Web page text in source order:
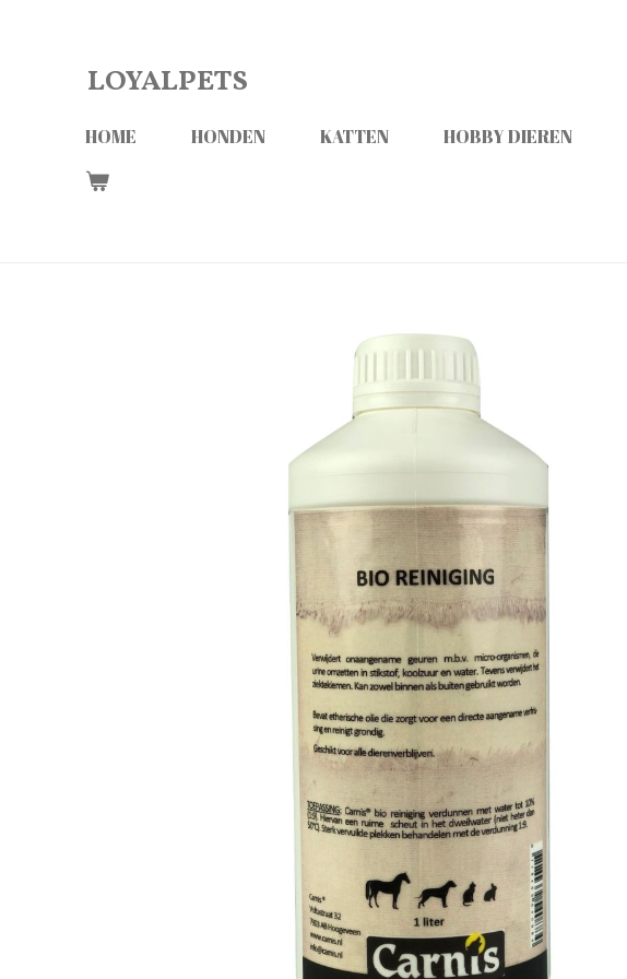
hoofdinhoud
LOYALPETS
HOME HONDEN KATTEN HOBBY DIEREN